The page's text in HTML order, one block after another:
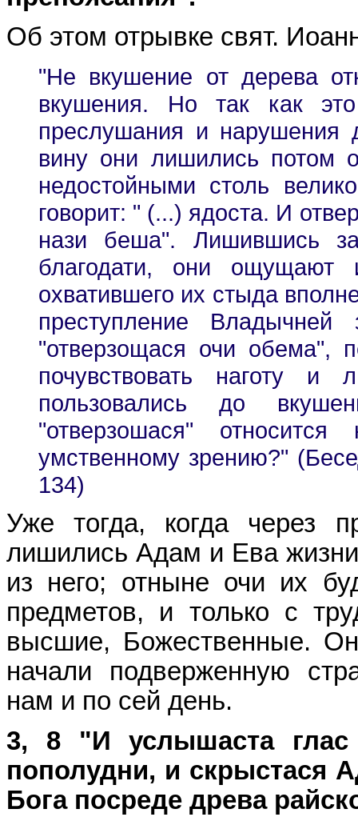
Об этом отрывке свят.
"Не вкушение от дерева
вкушения. Но так как
преслушания и нарушения
вину они лишились потом
недостойными столь
говорит: " (...) ядоста. И
нази беша". Лишившись
благодати, они ощущают
охватившего их стыда
преступление
"отверзощася очи обема",
почувствовать наготу
пользовались до
"отверзошася"
умственному зрению?"
134)
Уже тогда, когда через
лишились Адам и Ева
из него; отныне очи их
предметов, и только с
высшие, Божественные.
начали подверженную
нам и по сей день.
3, 8 "И услышаста
пополудни, и скрыстася
Бога посреде древа